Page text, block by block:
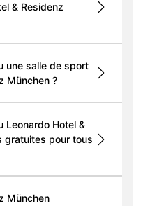
& Residenz
une salle de sport
München ?
Leonardo Hotel &
gratuites pour tous
München